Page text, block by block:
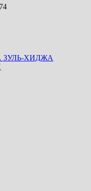
ЗУЛЬ-ХИДЖА